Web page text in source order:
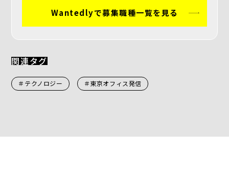
Wantedlyで募集職種一覧を見る
関連タグ
＃テクノロジー ＃東京オフィス発信